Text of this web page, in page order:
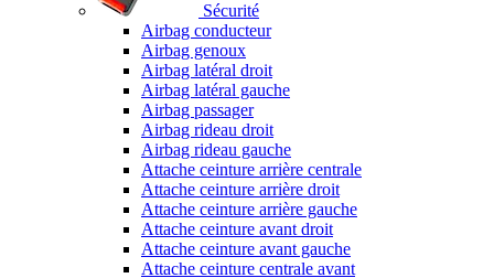
Sécurité
Airbag conducteur
Airbag genoux
Airbag latéral droit
Airbag latéral gauche
Airbag passager
Airbag rideau droit
Airbag rideau gauche
Attache ceinture arrière centrale
Attache ceinture arrière droit
Attache ceinture arrière gauche
Attache ceinture avant droit
Attache ceinture avant gauche
Attache ceinture centrale avant